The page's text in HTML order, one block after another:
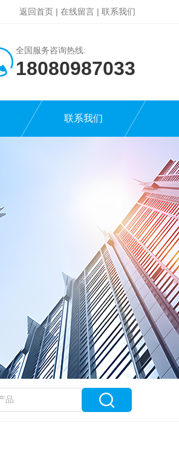
返回首页 | 在线留言 | 联系我们
全国服务咨询热线:
18080987033
联系我们